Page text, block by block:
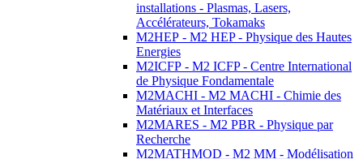
installations - Plasmas, Lasers,
Accélérateurs, Tokamaks
M2HEP - M2 HEP - Physique des Hautes
Energies
M2ICFP - M2 ICFP - Centre International
de Physique Fondamentale
M2MACHI - M2 MACHI - Chimie des
Matériaux et Interfaces
M2MARES - M2 PBR - Physique par
Recherche
M2MATHMOD - M2 MM - Modélisation